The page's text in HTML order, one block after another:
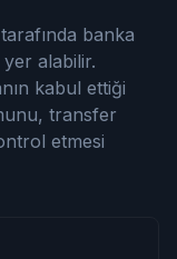
banka
alabilir.
kabul ettiği
transfer
etmesi